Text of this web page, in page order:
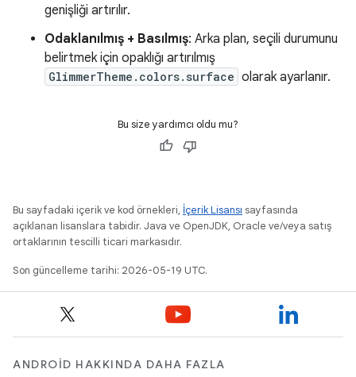
genişliği artırılır.
Odaklanılmış + Basılmış: Arka plan, seçili durumunu
belirtmek için opaklığı artırılmış
GlimmerTheme.colors.surface olarak ayarlanır.
Bu size yardımcı oldu mu?
Bu sayfadaki içerik ve kod örnekleri, İçerik Lisansı sayfasında
açıklanan lisanslara tabidir. Java ve OpenJDK, Oracle ve/veya satış
ortaklarının tescilli ticari markasıdır.
Son güncelleme tarihi: 2026-05-19 UTC.
ANDROID HAKKINDA DAHA FAZLA